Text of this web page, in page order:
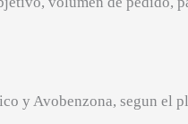
y Avobenzona, segun el